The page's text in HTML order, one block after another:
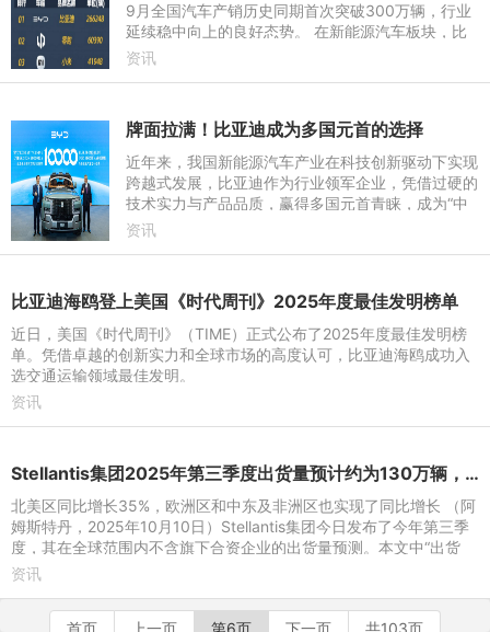
9月全国汽车产销历史同期首次突破300万辆，行业
延续稳中向上的良好态势。 在新能源汽车板块，比
亚迪继续强势领跑，月度与前三季度累计销量均位居
资讯
牌面拉满！比亚迪成为多国元首的选择
近年来，我国新能源汽车产业在科技创新驱动下实现
跨越式发展，比亚迪作为行业领军企业，凭借过硬的
技术实力与产品品质，赢得多国元首青睐，成为“中
国制造”向“中国智造”转型升级的典型代表，更成为传
资讯
比亚迪海鸥登上美国《时代周刊》2025年度最佳发明榜单
近日，美国《时代周刊》（TIME）正式公布了2025年度最佳发明榜
单。凭借卓越的创新实力和全球市场的高度认可，比亚迪海鸥成功入
选交通运输领域最佳发明。
资讯
Stellantis集团2025年第三季度出货量预计约为130万辆，同比增长13%
北美区同比增长35%，欧洲区和中东及非洲区也实现了同比增长 （阿
姆斯特丹，2025年10月10日）Stellantis集团今日发布了今年第三季
度，其在全球范围内不含旗下合资企业的出货量预测。本文中“出货
量”一词是指交付给经
资讯
首页 上一页 第6页 下一页 共103页